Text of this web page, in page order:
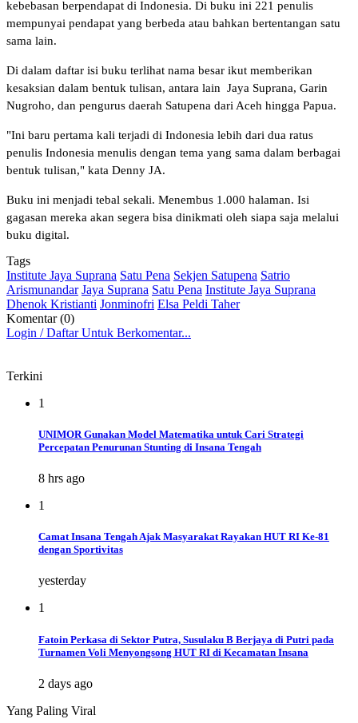
kebebasan berpendapat di Indonesia. Di buku ini 221 penulis
mempunyai pendapat yang berbeda atau bahkan bertentangan satu
sama lain.
Di dalam daftar isi buku terlihat nama besar ikut memberikan
kesaksian dalam bentuk tulisan, antara lain Jaya Suprana, Garin
Nugroho, dan pengurus daerah Satupena dari Aceh hingga Papua.
"Ini baru pertama kali terjadi di Indonesia lebih dari dua ratus
penulis Indonesia menulis dengan tema yang sama dalam berbagai
bentuk tulisan," kata Denny JA.
Buku ini menjadi tebal sekali. Menembus 1.000 halaman. Isi
gagasan mereka akan segera bisa dinikmati oleh siapa saja melalui
buku digital.
Tags
Institute Jaya Suprana Satu Pena Sekjen Satupena Satrio
Arismunandar Jaya Suprana Satu Pena Institute Jaya Suprana
Dhenok Kristianti Jonminofri Elsa Peldi Taher
Komentar (0)
Login / Daftar Untuk Berkomentar...
Terkini
1
UNIMOR Gunakan Model Matematika untuk Cari Strategi
Percepatan Penurunan Stunting di Insana Tengah
8 hrs ago
1
Camat Insana Tengah Ajak Masyarakat Rayakan HUT RI Ke-81
dengan Sportivitas
yesterday
1
Fatoin Perkasa di Sektor Putra, Susulaku B Berjaya di Putri pada
Turnamen Voli Menyongsong HUT RI di Kecamatan Insana
2 days ago
Yang Paling Viral